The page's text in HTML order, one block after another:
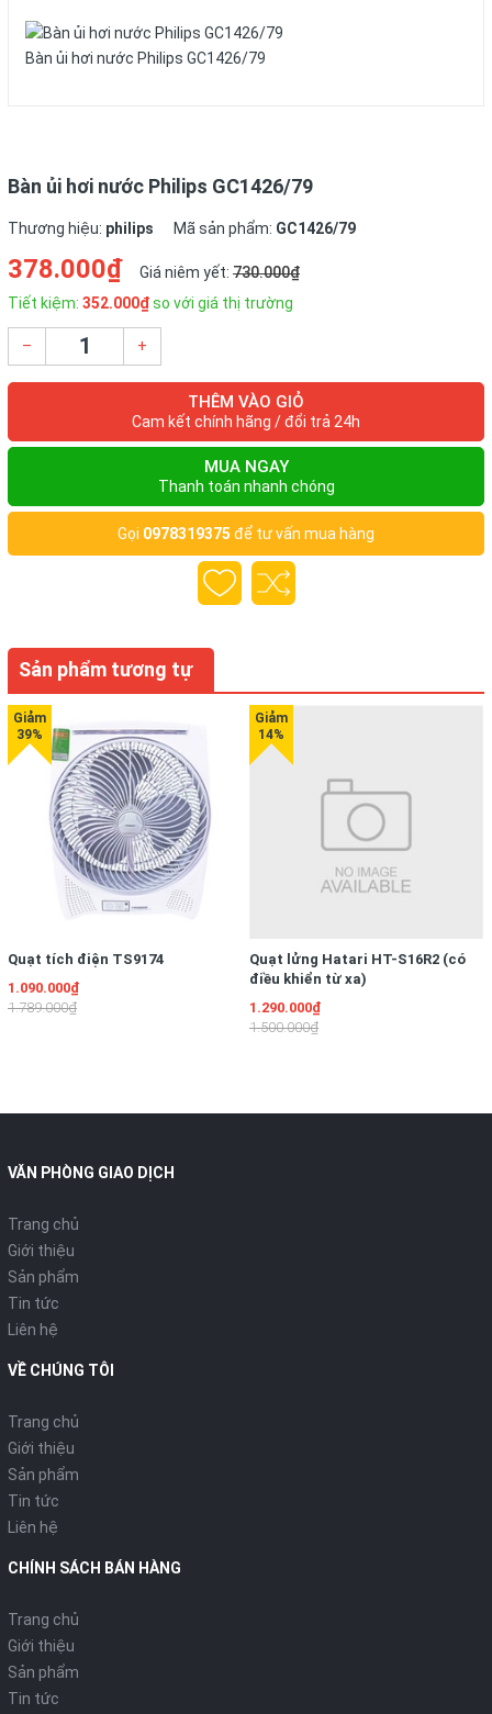
Bàn ủi hơi nước Philips GC1426/79
Bàn ủi hơi nước Philips GC1426/79
Thương hiệu: philips Mã sản phẩm: GC1426/79
378.000₫ Giá niêm yết: 730.000₫
Tiết kiệm: 352.000₫so với giá thị trường
– +
THÊM VÀO GIỎ
Cam kết chính hãng / đổi trả 24h
MUA NGAY
Thanh toán nhanh chóng
Gọi 0978319375 để tư vấn mua hàng
Sản phẩm tương tự
Quạt tích điện TS9174
1.090.000₫
1.789.000₫
Quạt lửng Hatari HT-S16R2 (có
điều khiển từ xa)
1.290.000₫
1.500.000₫
VĂN PHÒNG GIAO DỊCH
Trang chủ
Giới thiệu
Sản phẩm
Tin tức
Liên hệ
VỀ CHÚNG TÔI
Trang chủ
Giới thiệu
Sản phẩm
Tin tức
Liên hệ
CHÍNH SÁCH BÁN HÀNG
Trang chủ
Giới thiệu
Sản phẩm
Tin tức